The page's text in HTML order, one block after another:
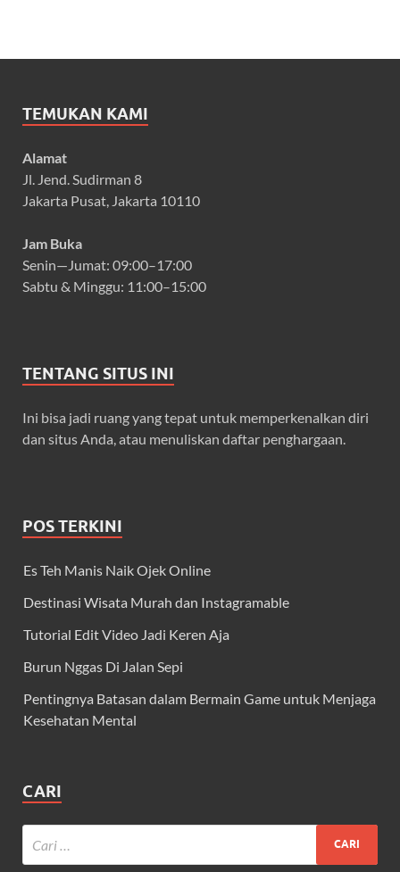
TEMUKAN KAMI
Alamat
Jl. Jend. Sudirman 8
Jakarta Pusat, Jakarta 10110
Jam Buka
Senin—Jumat: 09:00–17:00
Sabtu & Minggu: 11:00–15:00
TENTANG SITUS INI
Ini bisa jadi ruang yang tepat untuk memperkenalkan diri
dan situs Anda, atau menuliskan daftar penghargaan.
POS TERKINI
Es Teh Manis Naik Ojek Online
Destinasi Wisata Murah dan Instagramable
Tutorial Edit Video Jadi Keren Aja
Burun Nggas Di Jalan Sepi
Pentingnya Batasan dalam Bermain Game untuk Menjaga
Kesehatan Mental
CARI